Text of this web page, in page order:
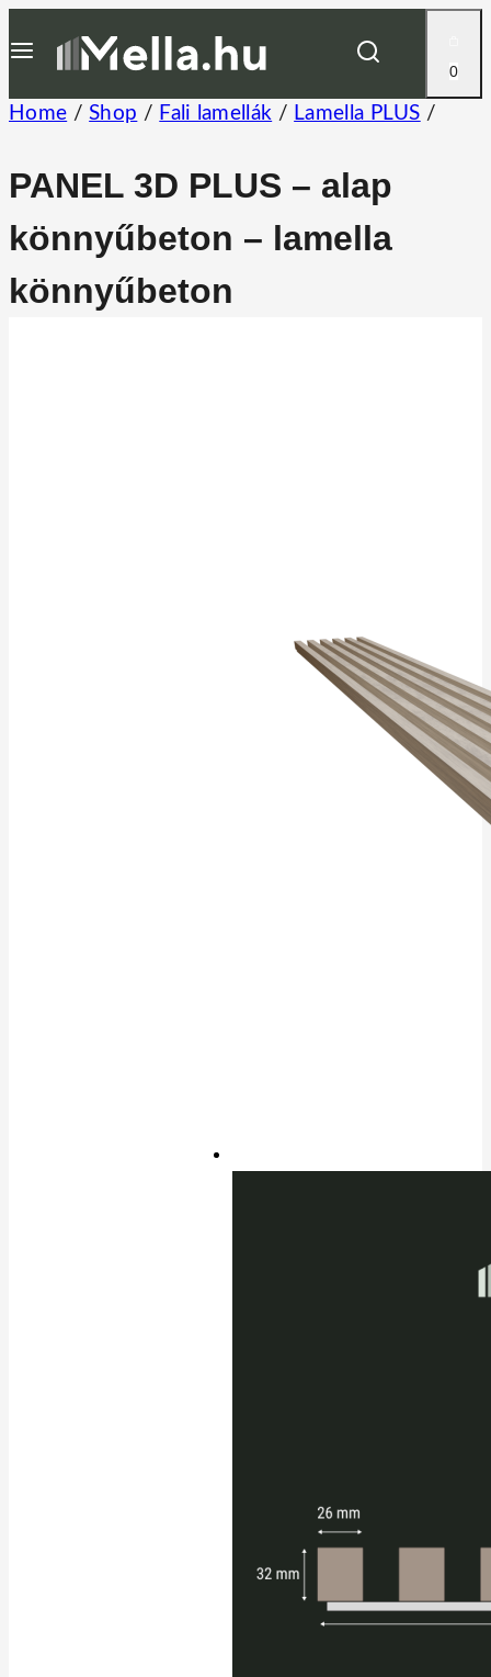
to
0
Home / Shop / Fali lamellák / Lamella PLUS /
PANEL 3D PLUS – alap
könnyűbeton – lamella
könnyűbeton